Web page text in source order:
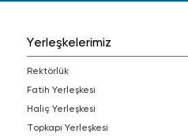
Yerleşkelerimiz
Rektörlük
Fatih Yerleşkesi
Haliç Yerleşkesi
Topkapı Yerleşkesi